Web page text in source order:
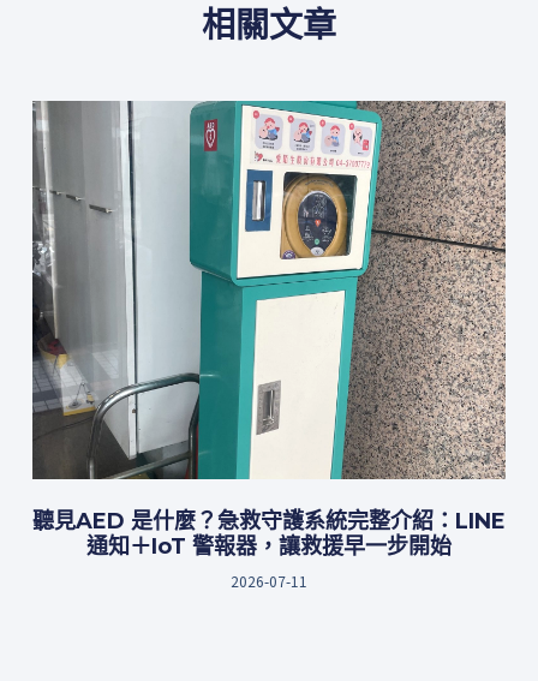
相關文章
聽見AED 是什麼？急救守護系統完整介紹：LINE
通知＋IoT 警報器，讓救援早一步開始
2026-07-11